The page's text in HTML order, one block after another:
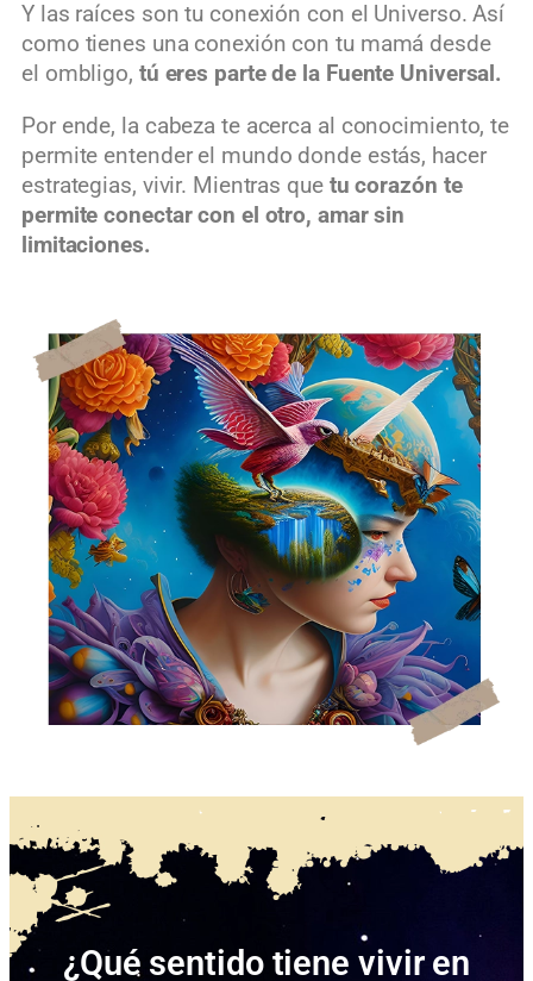
Y las raíces son tu conexión con el Universo. Así
como tienes una conexión con tu mamá desde
el ombligo, tú eres parte de la Fuente Universal.
Por ende, la cabeza te acerca al conocimiento, te
permite entender el mundo donde estás, hacer
estrategias, vivir. Mientras que tu corazón te
permite conectar con el otro, amar sin
limitaciones.
¿Qué sentido tiene vivir en